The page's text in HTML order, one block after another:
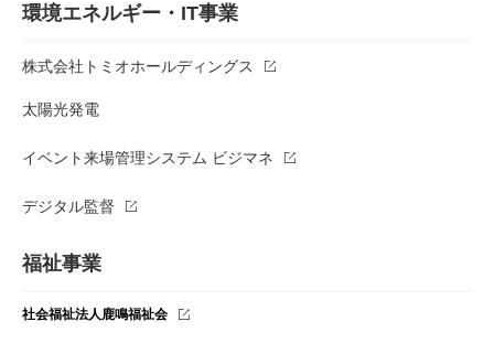
環境エネルギー・IT事業
株式会社トミオホールディングス
太陽光発電
イベント来場管理システム ビジマネ
デジタル監督
福祉事業
社会福祉法人鹿鳴福祉会